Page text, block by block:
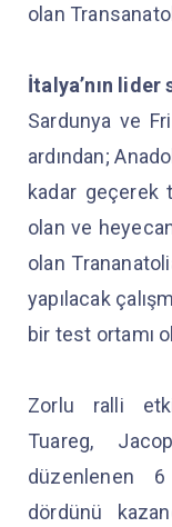
olan
İtalya’nın lider
Sardunya ve
ardından;
kadar geçerek
olan ve
olan
yapılacak
bir test ortamı
Zorlu ralli
Tuareg,
düzenlenen
dördünü